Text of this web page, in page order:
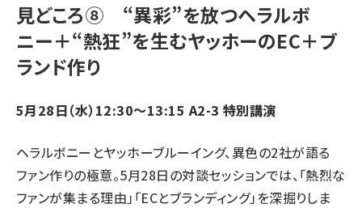
見どころ⑧ “異彩”を放つヘラルボ
ニー＋“熱狂”を生むヤッホーのEC＋ブ
ランド作り
5月28日（水）12:30～13:15 A2-3 特別講演
ヘラルボニーとヤッホーブルーイング、異色の2社が語る
ファン作りの極意。5月28日の対談セッションでは、「熱烈な
ファンが集まる理由」「ECとブランディング」を深掘りしま